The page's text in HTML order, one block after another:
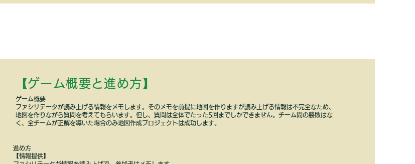
​【ゲーム概要と進め方】
ゲーム概要
ファシリテータが読み上げる情報をメモします。そのメモを前提に地図を作りますが読み上げる情報は不完全なため、
地図を作りながら質問を考えてもらいます。但し、質問は全体でたった5回までしかできません。チーム間の勝敗はな
く、全チームが正解を導いた場合のみ地図作成プロジェクトは成功します。
進め方
【情報提供】